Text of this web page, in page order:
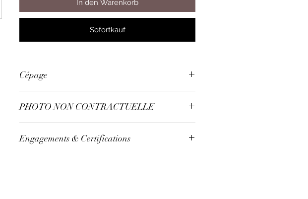
In den Warenkorb
Sofortkauf
Cépage
PHOTO NON CONTRACTUELLE
selon nos stocks.
Engagements & Certifications